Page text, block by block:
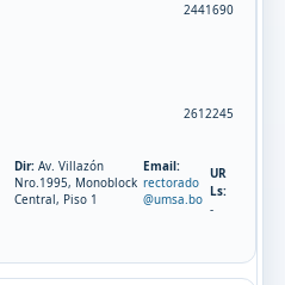
2441690
2612245
Dir: Av. Villazón
Nro.1995, Monoblock
Central, Piso 1
Email:
rectorado
@umsa.bo
UR
Ls:
-